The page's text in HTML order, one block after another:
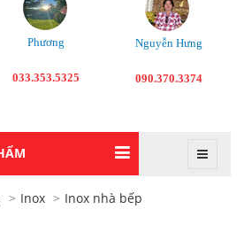
Phương
033.353.5325
Nguyễn Hưng
090.370.3374
Inox
Inox nhà bếp